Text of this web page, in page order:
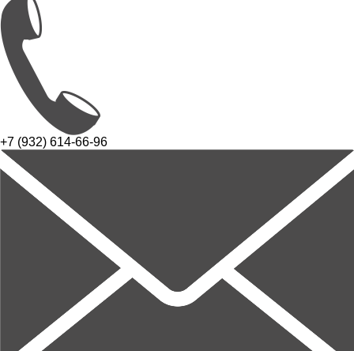
+7 (932) 614-66-96